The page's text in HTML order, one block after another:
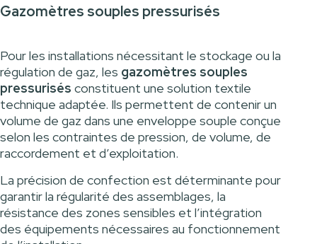
Gazomètres souples pressurisés
Pour les installations nécessitant le stockage ou la
régulation de gaz, les gazomètres souples
pressurisés constituent une solution textile
technique adaptée. Ils permettent de contenir un
volume de gaz dans une enveloppe souple conçue
selon les contraintes de pression, de volume, de
raccordement et d’exploitation.
La précision de confection est déterminante pour
garantir la régularité des assemblages, la
résistance des zones sensibles et l’intégration
des équipements nécessaires au fonctionnement